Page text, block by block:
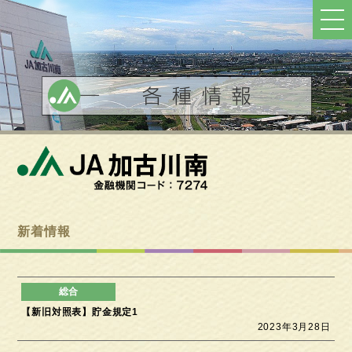
新着情報
【新旧対照表】貯金規定1
2023年3月28日